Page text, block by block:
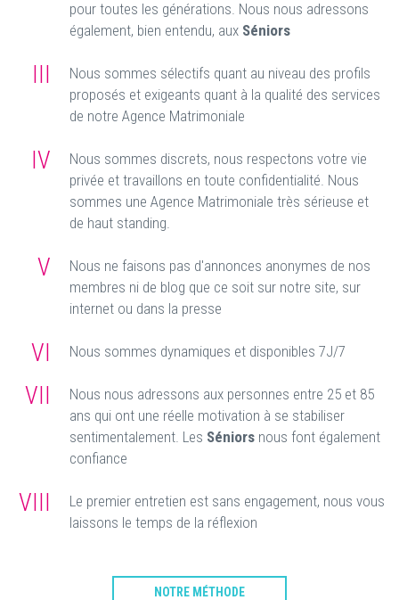
pour toutes les générations. Nous nous adressons
également, bien entendu, aux Séniors
III
Nous sommes sélectifs quant au niveau des profils
proposés et exigeants quant à la qualité des services
de notre Agence Matrimoniale
IV
Nous sommes discrets, nous respectons votre vie
privée et travaillons en toute confidentialité. Nous
sommes une Agence Matrimoniale très sérieuse et
de haut standing.
V
Nous ne faisons pas d'annonces anonymes de nos
membres ni de blog que ce soit sur notre site, sur
internet ou dans la presse
VI Nous sommes dynamiques et disponibles 7J/7
VII
Nous nous adressons aux personnes entre 25 et 85
ans qui ont une réelle motivation à se stabiliser
sentimentalement. Les Séniors nous font également
confiance
VIII
Le premier entretien est sans engagement, nous vous
laissons le temps de la réflexion
NOTRE MÉTHODE